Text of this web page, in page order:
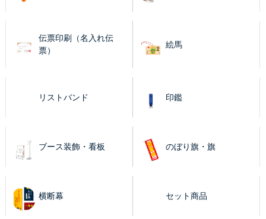
伝票印刷（名入れ伝
票）
絵馬
リストバンド 印鑑
ブース装飾・看板 のぼり旗・旗
横断幕 セット商品